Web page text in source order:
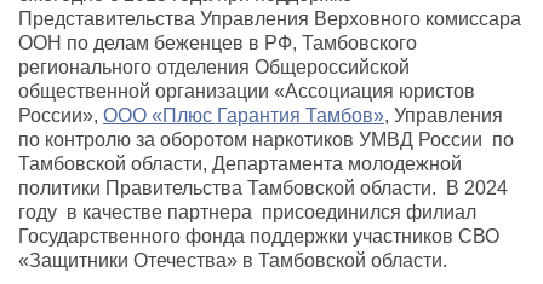
Представительства Управления Верховного комиссара
ООН по делам беженцев в РФ, Тамбовского
регионального отделения Общероссийской
общественной организации «Ассоциация юристов
России», ООО «Плюс Гарантия Тамбов», Управления
по контролю за оборотом наркотиков УМВД России по
Тамбовской области, Департамента молодежной
политики Правительства Тамбовской области. В 2024
году в качестве партнера присоединился филиал
Государственного фонда поддержки участников СВО
«Защитники Отечества» в Тамбовской области.